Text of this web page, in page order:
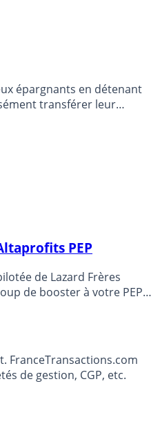
épargnants en détenant
transférer leur
PEP
de Lazard Frères
FranceTransactions.com
de gestion, CGP, etc.